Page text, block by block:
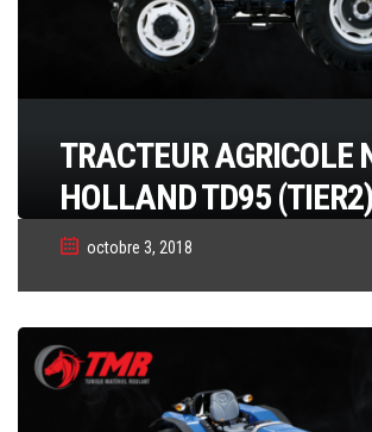
TRACTEUR AGRICOLE
HOLLAND TD95
octobre 3, 2018